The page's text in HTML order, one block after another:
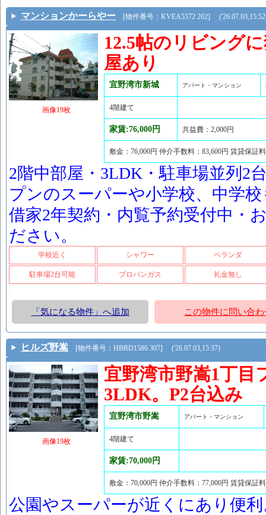
マンションかーらやー [物件番号：KVEA5572 202]
画像19枚
12.5帖のリビング
屋あり
宜野湾市新城 アパート・マンション
4階建て
家賃:76,000円 共益費：2,000円
敷金：76,000円 仲介手数料：83,600円 賃貸保
2階中部屋・3LDK・駐車場並列2
プンのスーパーや小学校、中学
借家2年契約・内覧予約受付中・
ださい。
学校近く シャワー ベランダ
駐車場2台可能 プロパンガス 礼金無し
「気になる物件」へ追加 この物件に問い合わ
ヒルズ野嵩 [物件番号：HBRD1586 307] ('26.07.03,15:37)
画像19枚
宜野湾市野嵩1丁目
3LDK。P2台込み
宜野湾市野嵩 アパート・マンション
4階建て
家賃:70,000円
敷金：70,000円 仲介手数料：77,000円 賃貸保
公園やスーパーが近くにあり便